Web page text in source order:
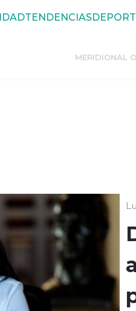
TENDENCIAS
MERIDIONAL